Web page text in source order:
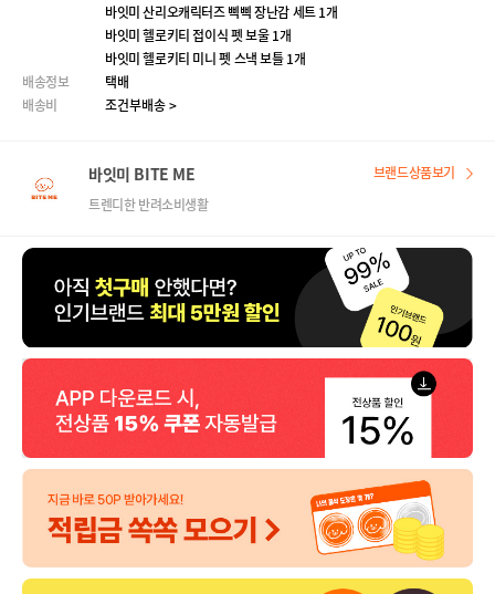
바잇미 산리오캐릭터즈 삑삑 장난감 세트 1개
바잇미 헬로키티 접이식 펫 보울 1개
바잇미 헬로키티 미니 펫 스낵 보틀 1개
배송정보
택배
배송비
조건부배송 >
바잇미 BITE ME
트렌디한 반려소비생활
브랜드상품보기